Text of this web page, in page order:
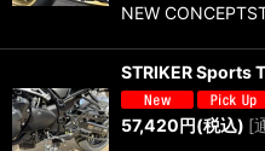
NEW
STRIKER Sports
57,420円(税込) [